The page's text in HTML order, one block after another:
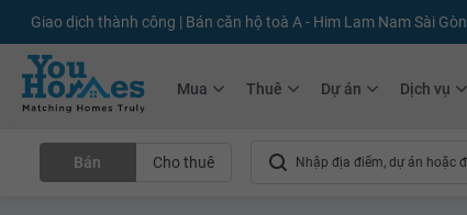
Giao dịch thành công | Bán căn hộ toà A - Him Lam Nam Sài Gòn
Mua Thuê Dự án Dịch vụ
Bán Cho thuê